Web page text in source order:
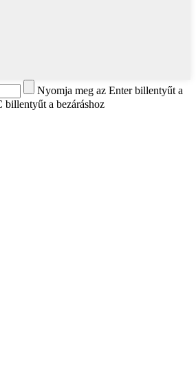
Nyomja meg az Enter billentyűt a
billentyűt a bezáráshoz